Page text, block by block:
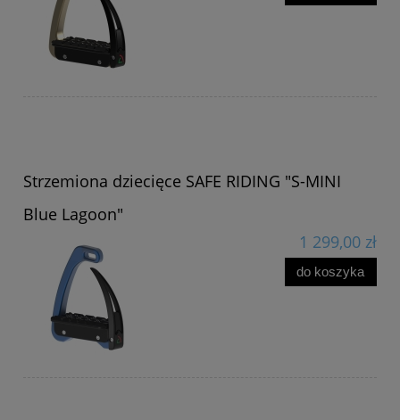
Strzemiona dziecięce SAFE RIDING "S-MINI
Blue Lagoon"
1 299,00 zł
do koszyka